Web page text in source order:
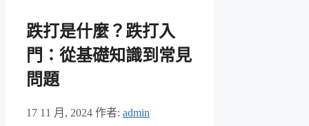
跌打是什麼？跌打入
門：從基礎知識到常見
問題
17 11 月, 2024 作者: admin